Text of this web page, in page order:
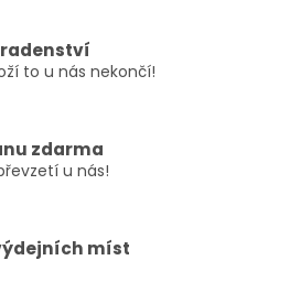
to u nás nekončí!
zdarma
u nás!
míst